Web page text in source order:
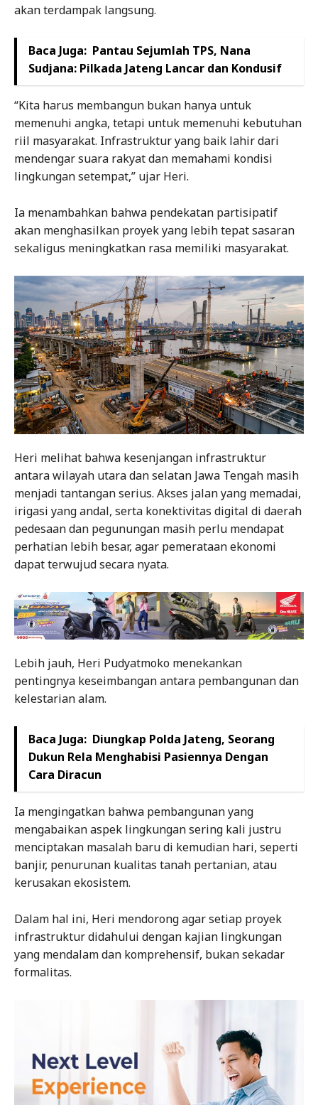
akan terdampak langsung.
Baca Juga: Pantau Sejumlah TPS, Nana
Sudjana: Pilkada Jateng Lancar dan Kondusif
“Kita harus membangun bukan hanya untuk
memenuhi angka, tetapi untuk memenuhi kebutuhan
riil masyarakat. Infrastruktur yang baik lahir dari
mendengar suara rakyat dan memahami kondisi
lingkungan setempat,” ujar Heri.
Ia menambahkan bahwa pendekatan partisipatif
akan menghasilkan proyek yang lebih tepat sasaran
sekaligus meningkatkan rasa memiliki masyarakat.
Heri melihat bahwa kesenjangan infrastruktur
antara wilayah utara dan selatan Jawa Tengah masih
menjadi tantangan serius. Akses jalan yang memadai,
irigasi yang andal, serta konektivitas digital di daerah
pedesaan dan pegunungan masih perlu mendapat
perhatian lebih besar, agar pemerataan ekonomi
dapat terwujud secara nyata.
Lebih jauh, Heri Pudyatmoko menekankan
pentingnya keseimbangan antara pembangunan dan
kelestarian alam.
Baca Juga: Diungkap Polda Jateng, Seorang
Dukun Rela Menghabisi Pasiennya Dengan
Cara Diracun
Ia mengingatkan bahwa pembangunan yang
mengabaikan aspek lingkungan sering kali justru
menciptakan masalah baru di kemudian hari, seperti
banjir, penurunan kualitas tanah pertanian, atau
kerusakan ekosistem.
Dalam hal ini, Heri mendorong agar setiap proyek
infrastruktur didahului dengan kajian lingkungan
yang mendalam dan komprehensif, bukan sekadar
formalitas.